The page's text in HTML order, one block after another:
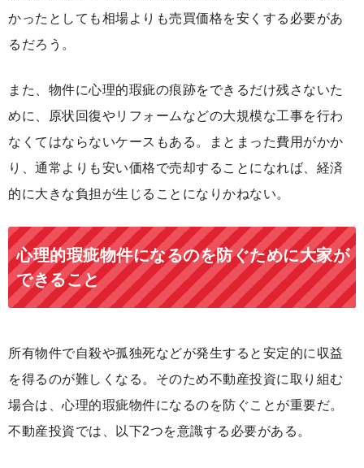
かったとしても相場よりも売買価格を安くする必要があ
るだろう。
また、物件に心理的瑕疵の痕跡をできるだけ残さないた
めに、原状回復やリフォームなどの大規模な工事を行わ
なくてはならないケースもある。まとまった費用がかか
り、通常よりも安い価格で売却することになれば、経済
的に大きな負担が生じることになりかねない。
心理的瑕疵物件になるのを防ぐために大家が
できること
所有物件で自殺や孤独死などが発生すると安定的に収益
を得るのが難しくなる。そのため不動産投資に取り組む
場合は、心理的瑕疵物件になるのを防ぐことが重要だ。
不動産投資では、以下2つを意識する必要がある。